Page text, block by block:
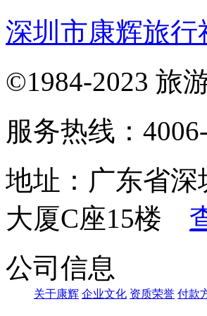
深圳市康辉旅
©1984-2023 旅
服务热线：
地址：广东省
大厦C座15楼
公司信息
关于康辉 企业文化 资质荣誉 付款